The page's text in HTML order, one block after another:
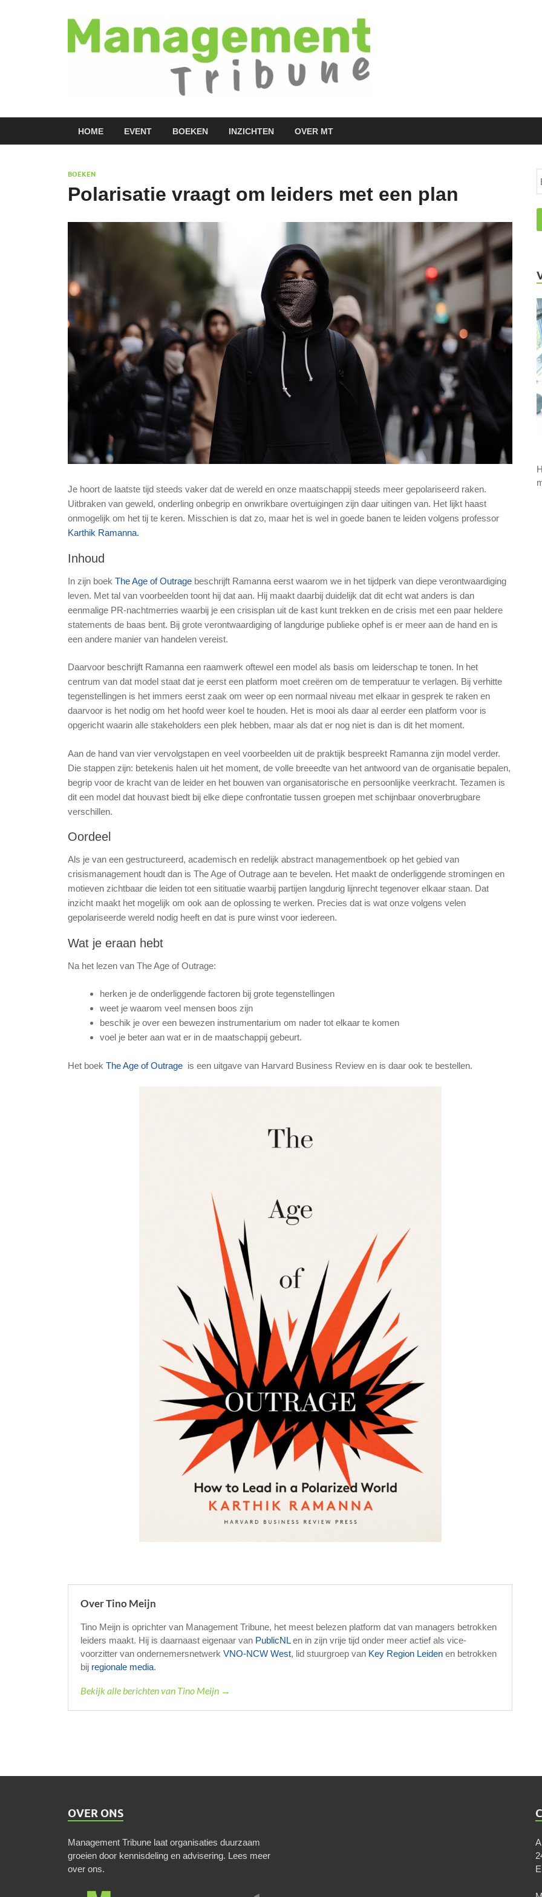
HOME EVENT BOEKEN INZICHTEN OVER MT
BOEKEN
Polarisatie vraagt om leiders met een plan
Je hoort de laatste tijd steeds vaker dat de wereld en onze maatschappij steeds meer gepolariseerd raken.
Uitbraken van geweld, onderling onbegrip en onwrikbare overtuigingen zijn daar uitingen van. Het lijkt haast
onmogelijk om het tij te keren. Misschien is dat zo, maar het is wel in goede banen te leiden volgens professor
Karthik Ramanna.
Inhoud
In zijn boek The Age of Outrage beschrijft Ramanna eerst waarom we in het tijdperk van diepe verontwaardiging
leven. Met tal van voorbeelden toont hij dat aan. Hij maakt daarbij duidelijk dat dit echt wat anders is dan
eenmalige PR-nachtmerries waarbij je een crisisplan uit de kast kunt trekken en de crisis met een paar heldere
statements de baas bent. Bij grote verontwaardiging of langdurige publieke ophef is er meer aan de hand en is
een andere manier van handelen vereist.
Daarvoor beschrijft Ramanna een raamwerk oftewel een model als basis om leiderschap te tonen. In het
centrum van dat model staat dat je eerst een platform moet creëren om de temperatuur te verlagen. Bij verhitte
tegenstellingen is het immers eerst zaak om weer op een normaal niveau met elkaar in gesprek te raken en
daarvoor is het nodig om het hoofd weer koel te houden. Het is mooi als daar al eerder een platform voor is
opgericht waarin alle stakeholders een plek hebben, maar als dat er nog niet is dan is dit het moment.
Aan de hand van vier vervolgstapen en veel voorbeelden uit de praktijk bespreekt Ramanna zijn model verder.
Die stappen zijn: betekenis halen uit het moment, de volle breeedte van het antwoord van de organisatie bepalen,
begrip voor de kracht van de leider en het bouwen van organisatorische en persoonlijke veerkracht. Tezamen is
dit een model dat houvast biedt bij elke diepe confrontatie tussen groepen met schijnbaar onoverbrugbare
verschillen.
Oordeel
Als je van een gestructureerd, academisch en redelijk abstract managementboek op het gebied van
crisismanagement houdt dan is The Age of Outrage aan te bevelen. Het maakt de onderliggende stromingen en
motieven zichtbaar die leiden tot een sitituatie waarbij partijen langdurig lijnrecht tegenover elkaar staan. Dat
inzicht maakt het mogelijk om ook aan de oplossing te werken. Precies dat is wat onze volgens velen
gepolariseerde wereld nodig heeft en dat is pure winst voor iedereen.
Wat je eraan hebt
Na het lezen van The Age of Outrage:
herken je de onderliggende factoren bij grote tegenstellingen
weet je waarom veel mensen boos zijn
beschik je over een bewezen instrumentarium om nader tot elkaar te komen
voel je beter aan wat er in de maatschappij gebeurt.
Het boek The Age of Outrage is een uitgave van Harvard Business Review en is daar ook te bestellen.
Over Tino Meijn
Tino Meijn is oprichter van Management Tribune, het meest belezen platform dat van managers betrokken
leiders maakt. Hij is daarnaast eigenaar van PublicNLen in zijn vrije tijd onder meer actief als vice-
voorzitter van ondernemersnetwerk VNO-NCW West, lid stuurgroep van Key Region Leiden en betrokken
bij regionale media.
Bekijk alle berichten van Tino Meijn →
OVER ONS
Management Tribune laat organisaties duurzaam
groeien door kennisdeling en advisering. Lees meer
over ons.
E